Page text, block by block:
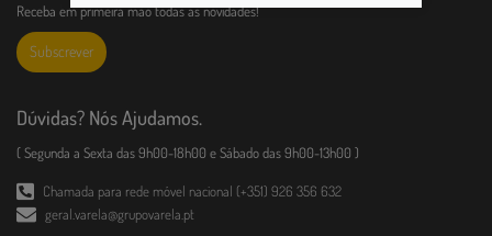
Receba em primeira mão todas as novidades!
Subscrever
Dúvidas? Nós Ajudamos.
( Segunda a Sexta das 9h00-18h00 e Sábado das 9h00-13h00 )
Chamada para rede móvel nacional (+351) 926 356 632
geral.varela@grupovarela.pt